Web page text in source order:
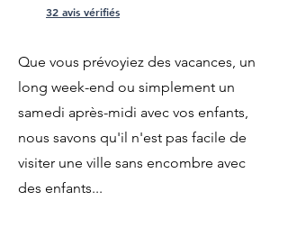
32 avis vérifiés
Que vous prévoyiez des vacances, un
long week-end ou simplement un
samedi après-midi avec vos enfants,
nous savons qu'il n'est pas facile de
visiter une ville sans encombre avec
des enfants...